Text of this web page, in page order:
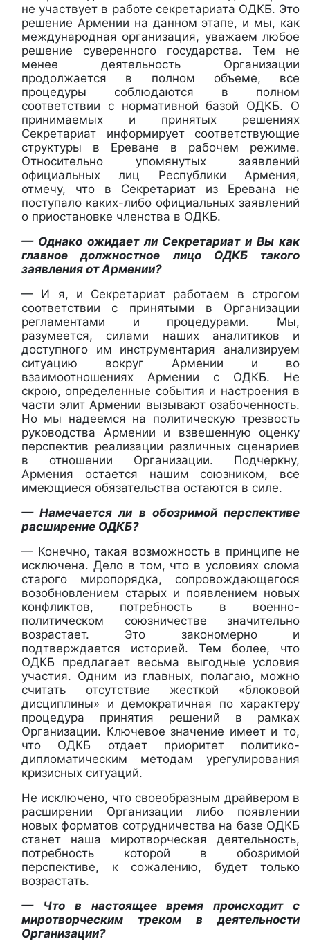
не участвует в работе секретариата ОДКБ. Это
решение Армении на данном этапе, и мы, как
международная организация, уважаем любое
решение суверенного государства. Тем не
менее деятельность Организации
продолжается в полном объеме, все
процедуры соблюдаются в полном
соответствии с нормативной базой ОДКБ. О
принимаемых и принятых решениях
Секретариат информирует соответствующие
структуры в Ереване в рабочем режиме.
Относительно упомянутых заявлений
официальных лиц Республики Армения,
отмечу, что в Секретариат из Еревана не
поступало каких-либо официальных заявлений
о приостановке членства в ОДКБ.
— Однако ожидает ли Секретариат и Вы как
главное должностное лицо ОДКБ такого
заявления от Армении?
— И я, и Секретариат работаем в строгом
соответствии с принятыми в Организации
регламентами и процедурами. Мы,
разумеется, силами наших аналитиков и
доступного им инструментария анализируем
ситуацию вокруг Армении и во
взаимоотношениях Армении с ОДКБ. Не
скрою, определенные события и настроения в
части элит Армении вызывают озабоченность.
Но мы надеемся на политическую трезвость
руководства Армении и взвешенную оценку
перспектив реализации различных сценариев
в отношении Организации. Подчеркну,
Армения остается нашим союзником, все
имеющиеся обязательства остаются в силе.
— Намечается ли в обозримой перспективе
расширение ОДКБ?
— Конечно, такая возможность в принципе не
исключена. Дело в том, что в условиях слома
старого миропорядка, сопровождающегося
возобновлением старых и появлением новых
конфликтов, потребность в военно-
политическом союзничестве значительно
возрастает. Это закономерно и
подтверждается историей. Тем более, что
ОДКБ предлагает весьма выгодные условия
участия. Одним из главных, полагаю, можно
считать отсутствие жесткой «блоковой
дисциплины» и демократичная по характеру
процедура принятия решений в рамках
Организации. Ключевое значение имеет и то,
что ОДКБ отдает приоритет политико-
дипломатическим методам урегулирования
кризисных ситуаций.
Не исключено, что своеобразным драйвером в
расширении Организации либо появлении
новых форматов сотрудничества на базе ОДКБ
станет наша миротворческая деятельность,
потребность которой в обозримой
перспективе, к сожалению, будет только
возрастать.
— Что в настоящее время происходит с
миротворческим треком в деятельности
Организации?